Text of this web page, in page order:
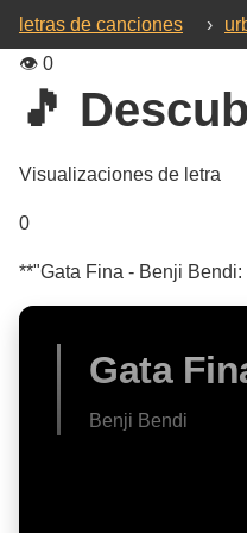
letras de canciones ›
👁️ 0
🎵
Visualizaciones de letra
0
**"Gata Fina - Benji
Gata
Benji Bendi